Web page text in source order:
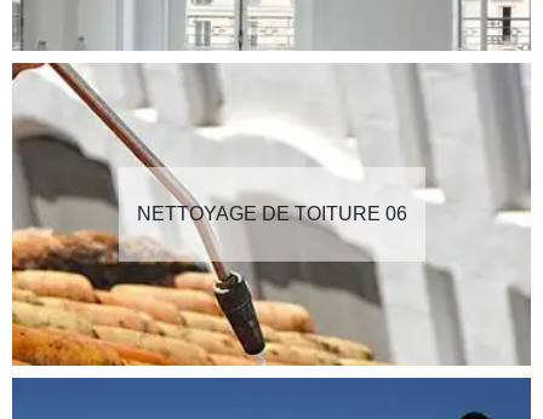
NETTOYAGE DE TOITURE 06